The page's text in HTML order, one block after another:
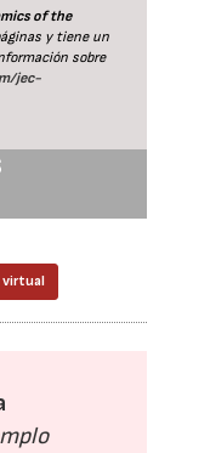
of the
y tiene un
sobre
jec-
virtual